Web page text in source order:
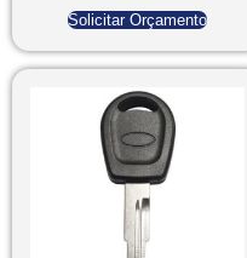
Solicitar Orçamento